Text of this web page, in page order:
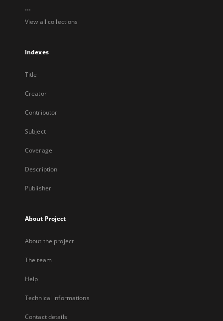
...
View all collections
Indexes
Title
Creator
Contributor
Subject
Coverage
Description
Publisher
About Project
About the project
The team
Help
Technical informations
Contact details